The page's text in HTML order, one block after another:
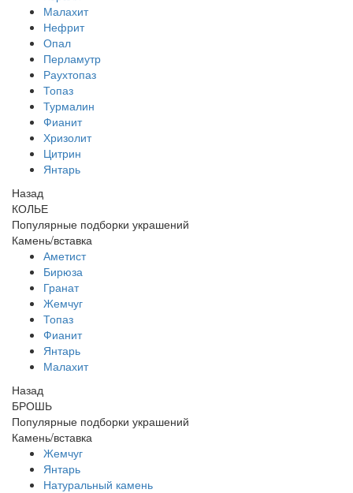
Малахит
Нефрит
Опал
Перламутр
Раухтопаз
Топаз
Турмалин
Фианит
Хризолит
Цитрин
Янтарь
Назад
КОЛЬЕ
Популярные подборки украшений
Камень/вставка
Аметист
Бирюза
Гранат
Жемчуг
Топаз
Фианит
Янтарь
Малахит
Назад
БРОШЬ
Популярные подборки украшений
Камень/вставка
Жемчуг
Янтарь
Натуральный камень